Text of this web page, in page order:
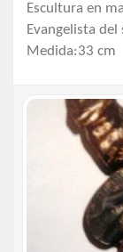
Escultura en
Evangelista del
Medida:33 cm